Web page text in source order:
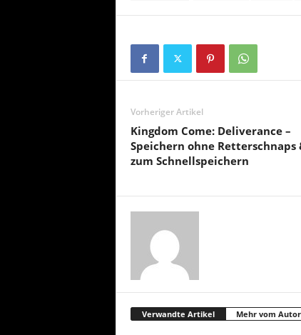
Vorheriger Artikel
Kingdom Come: Deliverance –
Speichern ohne Retterschnaps
zum Schnellspeichern
Verwandte Artikel Mehr vom Autor